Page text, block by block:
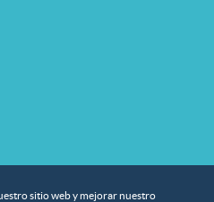
sitio web y mejorar nuestro